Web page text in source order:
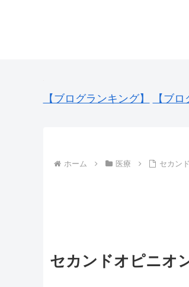
【ブログランキング】 【ブロ
ホーム 医療 セカン
セカンドオピニオ